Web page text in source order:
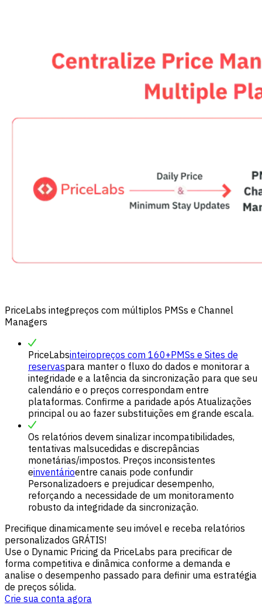
PriceLabs integpreços com múltiplos PMSs e Channel
Managers
PriceLabsinteiropreços com 160+PMSs e Sites de
reservaspara manter o fluxo do dados e monitorar a
integridade e a latência da sincronização para que seu
calendário e o preços correspondam entre
plataformas. Confirme a paridade após Atualizações
principal ou ao fazer substituições em grande escala.
Os relatórios devem sinalizar incompatibilidades,
tentativas malsucedidas e discrepâncias
monetárias/impostos. Preços inconsistentes
einventárioentre canais pode confundir
Personalizadoers e prejudicar desempenho,
reforçando a necessidade de um monitoramento
robusto da integridade da sincronização.
Precifique dinamicamente seu imóvel e receba relatórios
personalizados GRÁTIS!
Use o Dynamic Pricing da PriceLabs para precificar de
forma competitiva e dinâmica conforme a demanda e
analise o desempenho passado para definir uma estratégia
de preços sólida.
Crie sua conta agora